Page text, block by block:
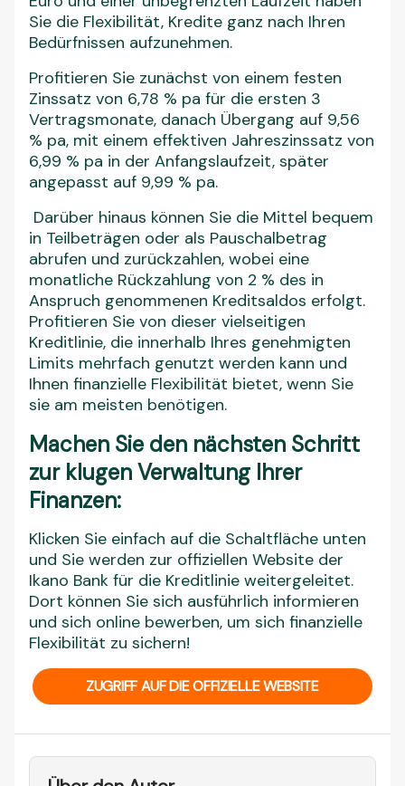
abrufen und zurückzahlen, wobei eine
monatliche Rückzahlung von 2 % des in
Profitieren Sie von dieser vielseitigen
Kreditlinie, die innerhalb Ihres genehmigten
Limits mehrfach genutzt werden kann und
Ihnen finanzielle Flexibilität bietet, wenn Sie
sie am meisten benötigen.
zur klugen Verwaltung Ihrer
Finanzen:
Klicken Sie einfach auf die Schaltfläche unten
und Sie werden zur offiziellen Website der
Ikano Bank für die Kreditlinie weitergeleitet.
Dort können Sie sich ausführlich informieren
und sich online bewerben, um sich finanzielle
Flexibilität zu sichern!
ZUGRIFF AUF DIE OFFIZIELLE WEBSITE
Über den Autor
Danielle Costa
Spezialistin für Content und SEO mit mehr
als 3 Jahren Erfahrung im digitalen
Marketing, Copywriting und mehrsprachiger
als 2.000 optimierte Texte für verschiedene
Zielgruppen und Länder produziert,
dem Nahen Osten, mit Fokus auf
organisches Wachstum, Markenautorität
und Nutzerengagement.